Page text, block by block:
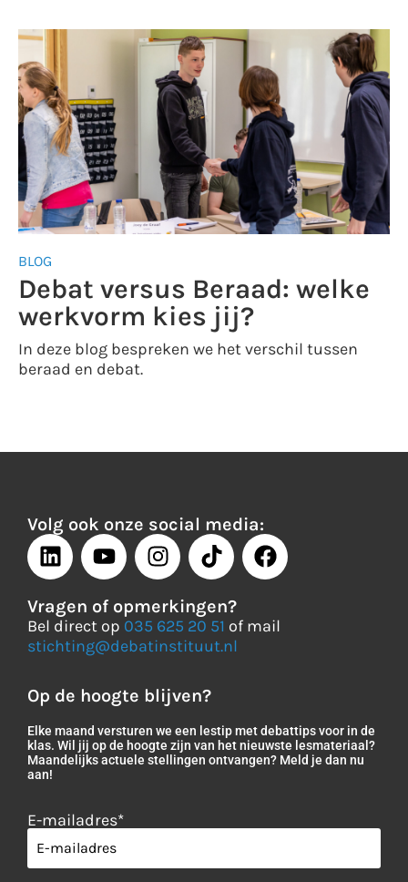
BLOG
Debat versus Beraad: welke
werkvorm kies jij?
In deze blog bespreken we het verschil tussen
beraad en debat.
Volg ook onze social media:
Vragen of opmerkingen?
Bel direct op 035 625 20 51 of mail
stichting@debatinstituut.nl
Op de hoogte blijven?
Elke maand versturen we een lestip met debattips voor in de
klas. Wil jij op de hoogte zijn van het nieuwste lesmateriaal?
Maandelijks actuele stellingen ontvangen? Meld je dan nu
aan!
E-mailadres*